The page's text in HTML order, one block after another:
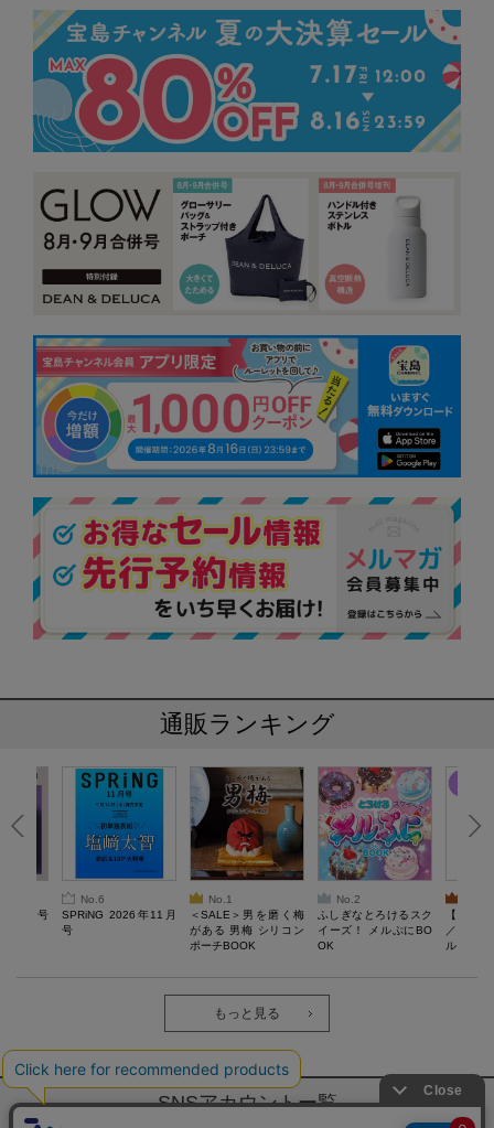
通販ランキング
10月号
No.6
SPRiNG 2026年11月
号
No.1
＜SALE＞男を磨く梅
がある 男梅 シリコン
ポーチBOOK
No.2
ふしぎなとろけるスク
イーズ！ メルぷにBO
OK
【
／Lサ
ル）【
労回復ウ
もっと見る
SNSアカウントー覧